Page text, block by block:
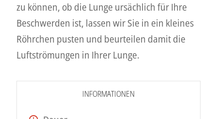
zu können, ob die Lunge ursächlich für Ihre
Beschwerden ist, lassen wir Sie in ein kleines
Röhrchen pusten und beurteilen damit die
Luftströmungen in Ihrer Lunge.
INFORMATIONEN